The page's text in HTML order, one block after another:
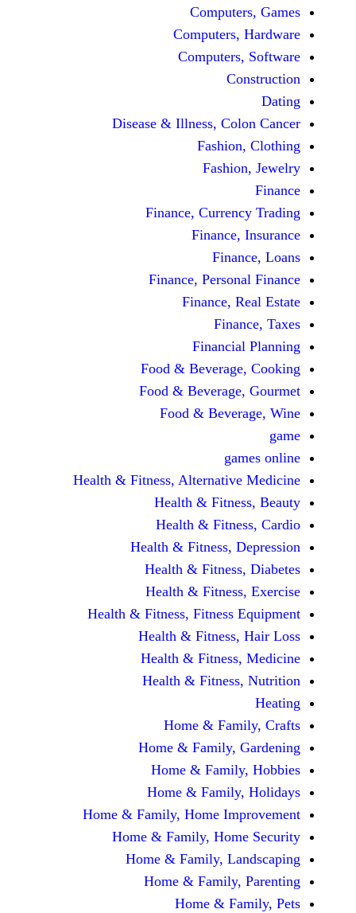
Disease & Illness,
Finance,
Finance,
Finance,
Food &
Food &
Food &
Health & Fitness,
Health &
Health &
Health & Fitness,
Health &
Health &
Health & Fitness, Fitness
Health &
Health &
Health &
Home &
Home &
Home &
Home &
Home & Family, Home
Home & Family,
Home & Family,
Home &
Home &